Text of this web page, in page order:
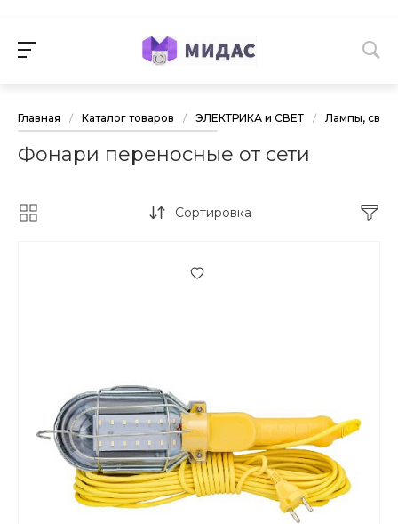
Главная / Каталог товаров / ЭЛЕКТРИКА и СВЕТ / Лампы,
Фонари переносные от сети
Сортировка